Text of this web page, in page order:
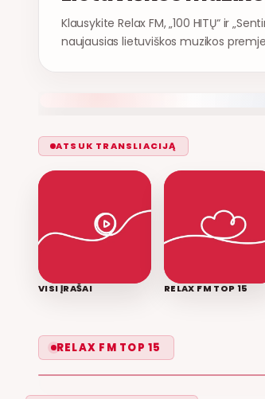
Klausykite Relax FM, „100 HITŲ“ ir
naujausias lietuviškos muzikos
ATSUK TRANSLIACIJĄ
VISI ĮRAŠAI RELAX FM TOP 15
RELAX FM TOP 15
LEISK PRIPAŽINTI
GRUPĖ 2